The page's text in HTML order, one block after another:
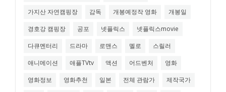
가지산 자연캠핑장
감독 개봉예정작 영화
개봉일
경호강 캠핑장
공포 넷플릭스
넷플릭스movie
다큐멘터리
드라마 로맨스 멜로
스릴러
애니메이션
애플TVtv 액션 어드벤처
영화
영화정보
영화추천 일본 전체 관람가
제작국가